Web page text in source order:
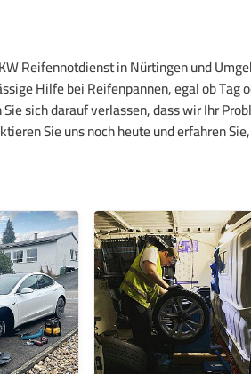
Reifennotdienst in Nürtingen und
Hilfe bei Reifenpannen, egal ob Tag
sich darauf verlassen, dass wir Ihr
Sie uns noch heute und erfahren